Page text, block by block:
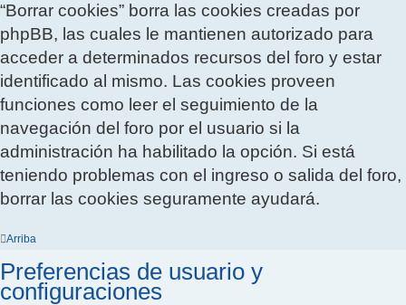
“Borrar cookies” borra las cookies creadas por
phpBB, las cuales le mantienen autorizado para
acceder a determinados recursos del foro y estar
identificado al mismo. Las cookies proveen
funciones como leer el seguimiento de la
navegación del foro por el usuario si la
administración ha habilitado la opción. Si está
teniendo problemas con el ingreso o salida del foro,
borrar las cookies seguramente ayudará.
Arriba
Preferencias de usuario y
configuraciones